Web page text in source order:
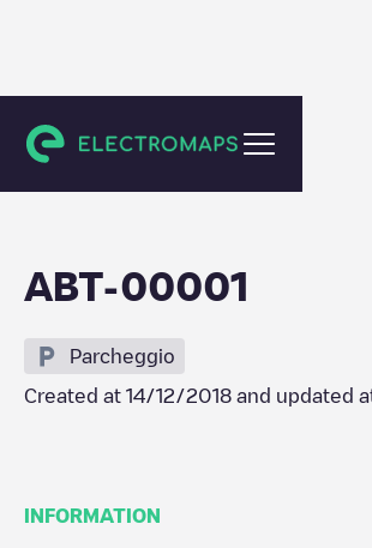
Abrantes
ABT-00001
Parcheggio
Created at 14/12/2018 and updated
INFORMATION